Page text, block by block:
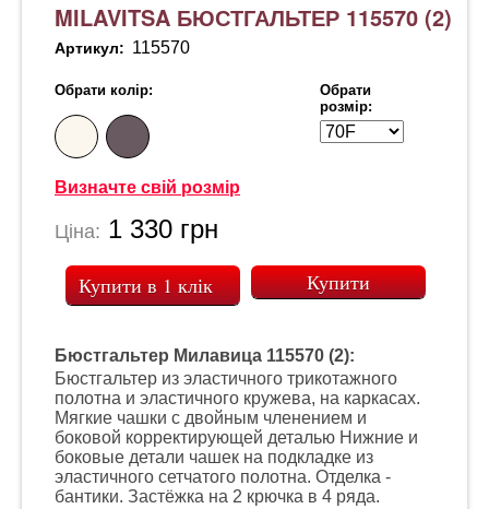
MILAVITSA БЮСТГАЛЬТЕР 115570 (2)
Артикул: 115570
Обрати колір:
Обрати
розмір:
Визначте свій розмір
Ціна: 1 330 грн
Купити в 1 клік
Бюстгальтер Милавица 115570 (2):
Бюстгальтер из эластичного трикотажного
полотна и эластичного кружева, на каркасах.
Мягкие чашки с двойным членением и
боковой корректирующей деталью Нижние и
боковые детали чашек на подкладке из
эластичного сетчатого полотна. Отделка -
бантики. Застёжка на 2 крючка в 4 ряда.